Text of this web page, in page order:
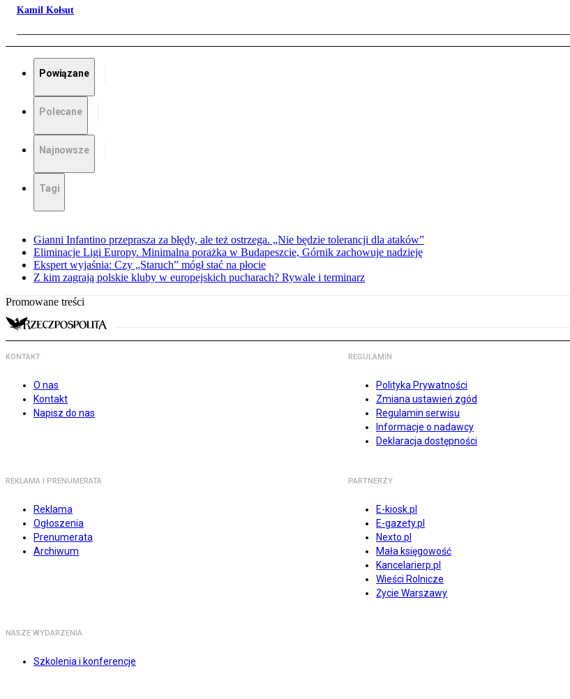
Kamil Kołsut
Powiązane
Polecane
Najnowsze
Tagi
Gianni Infantino przeprasza za błędy, ale też ostrzega. „Nie będzie tolerancji dla ataków”
Eliminacje Ligi Europy. Minimalna porażka w Budapeszcie, Górnik zachowuje nadzieję
Ekspert wyjaśnia: Czy „Staruch” mógł stać na płocie
Z kim zagrają polskie kluby w europejskich pucharach? Rywale i terminarz
Promowane treści
KONTAKT
O nas
Kontakt
Napisz do nas
REGULAMIN
Polityka Prywatności
Zmiana ustawień zgód
Regulamin serwisu
Informacje o nadawcy
Deklaracja dostępności
REKLAMA I PRENUMERATA
Reklama
Ogłoszenia
Prenumerata
Archiwum
PARTNERZY
E-kiosk.pl
E-gazety.pl
Nexto.pl
Mała księgowość
Kancelarierp.pl
Wieści Rolnicze
Życie Warszawy
NASZE WYDARZENIA
Szkolenia i konferencje